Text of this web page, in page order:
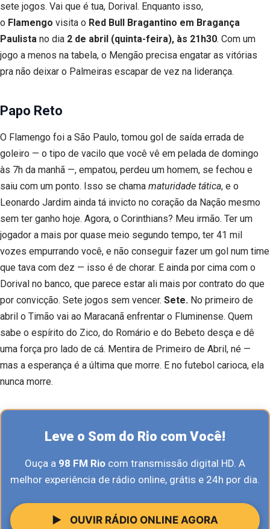
sete jogos. Vai que é tua, Dorival. Enquanto isso,
o Flamengo visita o Red Bull Bragantino em Bragança
Paulista no dia 2 de abril (quinta-feira), às 21h30. Com um
jogo a menos na tabela, o Mengão precisa engatar as vitórias
pra não deixar o Palmeiras escapar de vez na liderança.
Papo Reto
O Flamengo foi a São Paulo, tomou gol de saída errada de
goleiro — o tipo de vacilo que você vê em pelada de domingo
às 7h da manhã —, empatou, perdeu um homem, se fechou e
saiu com um ponto. Isso se chama maturidade tática, e o
Leonardo Jardim ainda tá invicto no coração da Nação mesmo
sem ter ganho hoje. Agora, o Corinthians? Meu irmão. Ter um
jogador a mais por quase meio segundo tempo, ter 41 mil
vozes empurrando você, e não conseguir fazer um gol num time
que tava com dez — isso é de chorar. E ainda por cima com o
Dorival no banco, que parece estar ali mais por contrato do que
por convicção. Sete jogos sem vencer. Sete. No primeiro de
abril o Timão vai ao Maracanã enfrentar o Fluminense. Quem
sabe o espírito do Zico, do Romário e do Bebeto desça e dê
uma força pro lado de cá. Mentira de Primeiro de Abril, né —
mas a esperança é a última que morre. E no futebol carioca, ela
nunca morre.
Leve o Som do Rio com Você!
Ouça a 98 FM Rio com transmissão digital HD. A
melhor experiência de rádio online, grátis e 24h por dia.
▶ OUVIR RÁDIO ONLINE AGORA